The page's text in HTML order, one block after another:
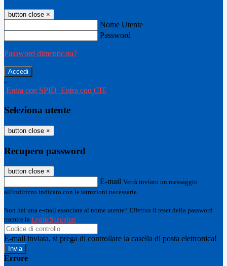
button close ×
Nome Utente
Password
Password dimenticata?
-
Entra con SPID Entra con CIE
Seleziona utente
button close ×
Recupero password
button close ×
E-mail Verrà inviato un messaggio
all'indirizzo indicato con le istruzioni necessarie.
Non hai una e-mail associata al nome utente? Effettua il reset della password
tramite la Login Spaggiari
E-mail inviata, si prega di controllare la casella di posta elettronica!
Errore